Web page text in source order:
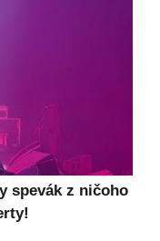
spevák z ničoho